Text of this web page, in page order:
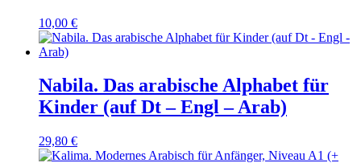
10,00 €
Nabila. Das arabische Alphabet für
Kinder (auf Dt – Engl – Arab)
29,80 €